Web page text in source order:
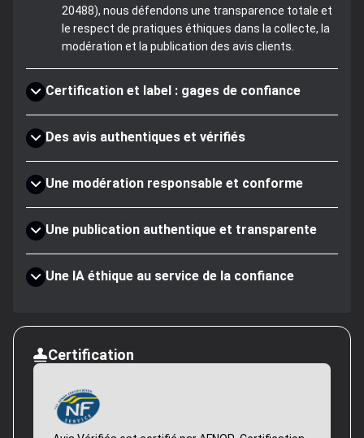
20488), nous défendons une transparence totale et
le respect de pratiques éthiques dans la collecte, la
modération et la publication des avis clients.
Certification et label : gages de confiance
Des avis authentiques et vérifiés
Une modération responsable et conforme
Une publication authentique et transparente
Une IA éthique au service de la confiance
Certification